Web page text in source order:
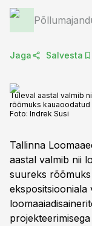
Jaga Salvesta
Tuleval aastal valmib
rõõmuks kauaoodatud
Foto: Indrek Susi
Tallinna
aastal valmib nii
suureks
ekspositsiooniala